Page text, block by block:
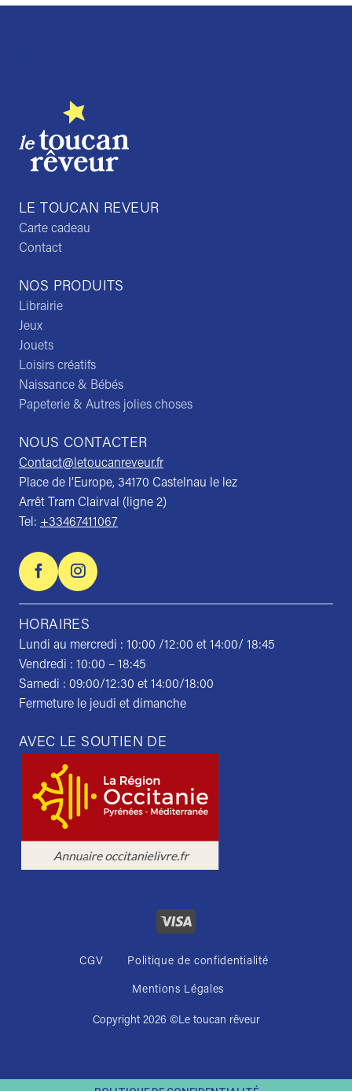
NOS PRODUITS
Librairie
Jeux
Jouets
Loisirs créatifs
Naissance & Bébés
Papeterie & Autres jolies choses
NOUS CONTACTER
Contact@letoucanreveur.fr
Place de l’Europe, 34170 Castelnau le lez
Arrêt Tram Clairval (ligne 2)
Tel: +33467411067
HORAIRES
Lundi au mercredi : 10:00 /12:00 et 14:00/ 18:45
Vendredi : 10:00 – 18:45
Samedi : 09:00/12:30 et 14:00/18:00
Fermeture le jeudi et dimanche
LE TOUCAN REVEUR
Carte cadeau
Contact
AVEC LE SOUTIEN DE
CGV Politique de confidentialité
Mentions Légales
Copyright 2026 ©Le toucan rêveur